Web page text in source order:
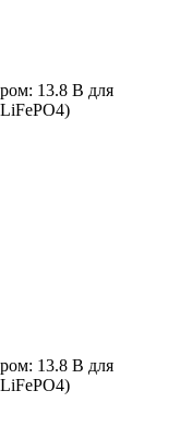
13.8 В для
13.8 В для